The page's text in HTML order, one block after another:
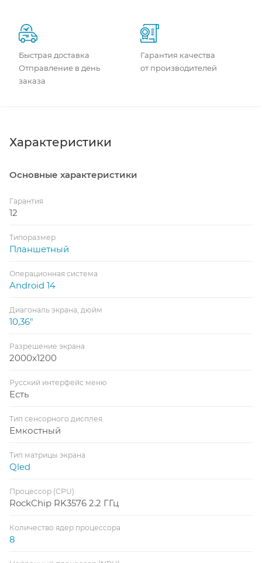
Быстрая доставка
Отправление в день
заказа
Гарантия качества
от производителей
Характеристики
Основные характеристики
Гарантия
12
Типоразмер
Планшетный
Операционная система
Android 14
Диагональ экрана, дюйм
10,36"
Разрешение экрана
2000x1200
Русский интерфейс меню
Есть
Тип сенсорного дисплея
Емкостный
Тип матрицы экрана
Qled
Процессор (CPU)
RockChip RK3576 2.2 ГГц
Количество ядер процессора
8